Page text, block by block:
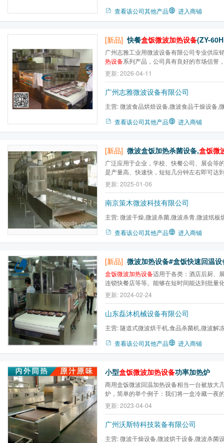
查看该公司其他产品 进入商铺
[新品] 快餐盒饭微波加热设备(ZY-
广州志雅工业用微波设备有限公司专业供应
热设备系列产品，公司具有良好的市场信誉
服务团队,凭着经营快餐
了解快餐
一致好评，欢迎来电来涵洽谈交流！咨询电
更新: 2026-04-11
广州志雅微波设备有限公司
主营:微波食品烘焙设备,微波食品干燥设备,
查看该公司其他产品 进入商铺
[新品] 微波盒饭加热杀菌设备,盒饭微
广泛应用于企业，学校、快餐公司、展会等
是产量高、快速快，短短几分钟左右即可达
饭菜的营养成分、不变色、不改变风味。同
中，微波的热效应和非热效应共同的作用，
用，满足了食品的卫生指标要求。微波加热
更新: 2025-01-06
南京策木微波科技有限公司
主营:微波干燥,微波杀菌,微波杀青,微波纸板
查看该公司其他产品 进入商铺
[新品] 微波加热设备#盒饭快速回温
盒饭微波加热设备适用于各类：酒店后厨、
连锁快餐店等等。能够在短时间能达到批量
械设备有限公司生产的
更新: 2024-02-24
山东磊沐机械设备有限公司
主营:隧道式微波烘干机,食品杀菌机,微波解
查看该公司其他产品 进入商铺
小型盒饭微波加热设备功率加热炉
商用盒饭微波回温加热设备相当一台被放大
炉，简单的举个例子：我们将一盒冷藏一夜
炉加热，我们会发现高火三分钟内就可将盒
这是因为微波具有穿透性，可以将一定厚度
内部，微波加热盒饭靠的并不是温度，而是
更新: 2023-04-04
广州沃斯特科技装备有限公司
主营:微波干燥设备,微波烘干设备,微波杀菌